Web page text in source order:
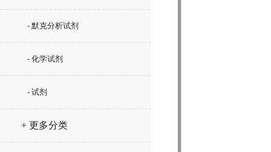
- 默克分析试剂
- 化学试剂
- 试剂
+ 更多分类